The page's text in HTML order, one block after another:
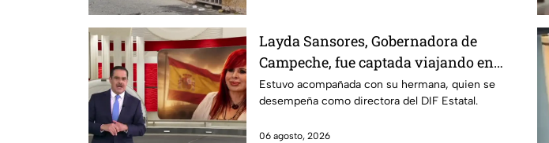
Layda Sansores, Gobernadora de
Campeche, fue captada viajando en
primera clase rumbo a Madrid
Estuvo acompañada con su hermana, quien se
desempeña como directora del DIF Estatal.
06 agosto, 2026